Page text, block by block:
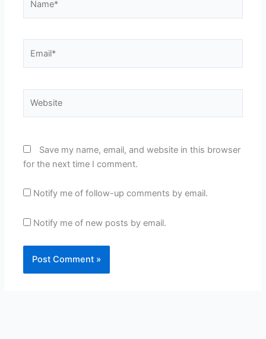
Save my name, email, and website in this browser
for the next time I comment.
Notify me of follow-up comments by email.
Notify me of new posts by email.